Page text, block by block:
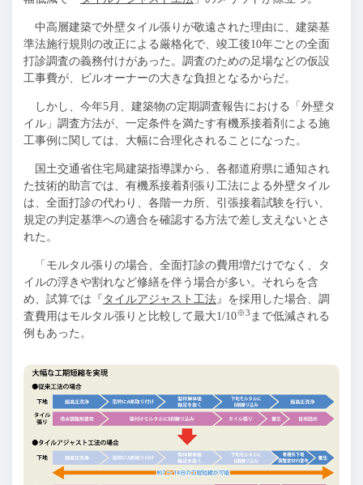
中高層建築で外壁タイル張りが敬遠された理由に、建築基
準法施行規則の改正による厳格化で、竣工後10年ごとの全面
打診調査の義務付けがあった。調査のための足場などの仮設
工事費が、ビルオーナーの大きな負担となるからだ。
しかし、今年5月、建築物の定期調査報告における「外壁タ
イル」調査方法が、一定条件を満たす有機系接着剤による施
工事例に関しては、大幅に合理化されることになった。
国土交通省住宅局建築指導課から、各都道府県に通知され
た技術的助言では、有機系接着剤張り工法による外壁タイル
は、全面打診の代わり、各階一カ所、引張接着試験を行い、
規定の判定基準への適合を確認する方法で差し支えないとさ
れた。
「モルタル張りの場合、全面打診の費用増だけでなく、タ
イルの浮きや割れなど修繕を伴う場合が多い。それらを含
め、試算では『 タイルアジャスト工法』を採用した場合、調
査費用はモルタル張りと比較して最大1/10※3 まで低減される
例もあった。